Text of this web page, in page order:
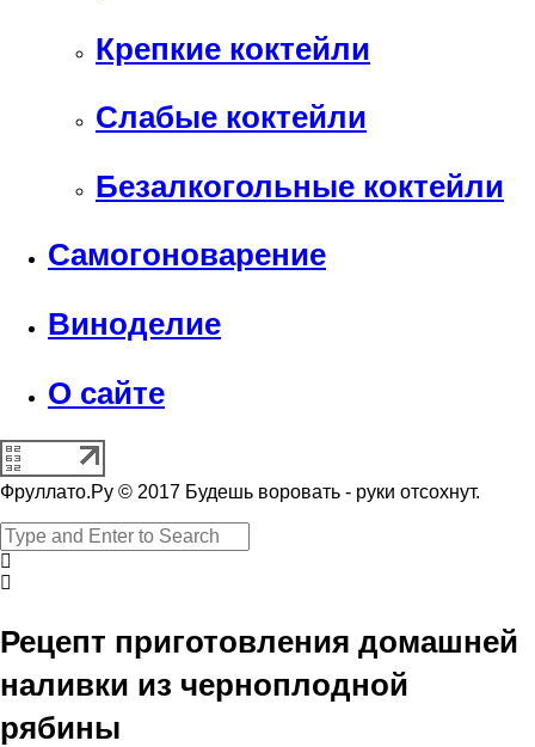
Крепкие коктейли
Слабые коктейли
Безалкогольные коктейли
Самогоноварение
Виноделие
О сайте
Фруллато.Ру © 2017 Будешь воровать - руки отсохнут.
Рецепт приготовления домашней
наливки из черноплодной
рябины